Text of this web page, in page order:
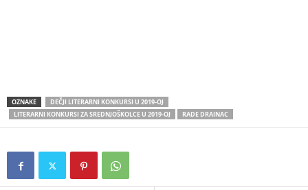
OZNAKE
DEČJI LITERARNI KONKURSI U 2019-OJ
LITERARNI KONKURSI ZA SREDNJOŠKOLCE U 2019-OJ
RADE DRAINAC